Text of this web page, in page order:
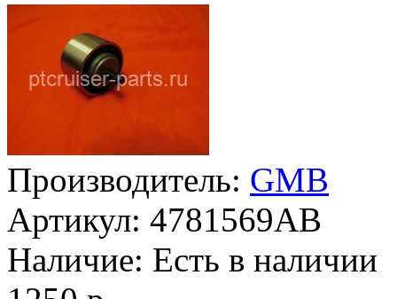
Производитель: GMB
Артикул: 4781569AB
Наличие: Есть в наличии